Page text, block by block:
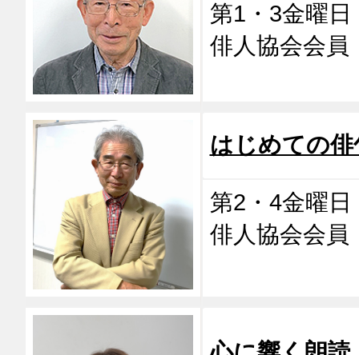
第1・3金曜
俳人協会
はじめての俳
第2・4金曜
俳人協会